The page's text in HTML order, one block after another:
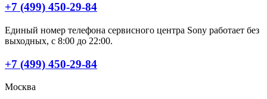
+7 (499) 450-29-84
Единый номер телефона сервисного центра Sony работает без
выходных, с 8:00 до 22:00.
+7 (499) 450-29-84
Москва